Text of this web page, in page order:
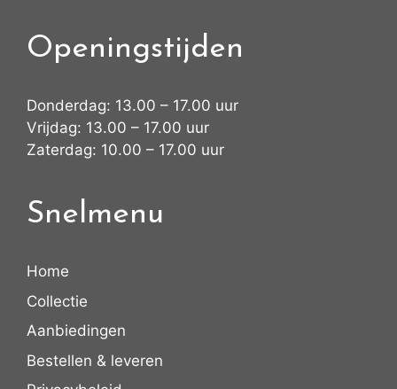
Openingstijden
Donderdag: 13.00 – 17.00 uur
Vrijdag: 13.00 – 17.00 uur
Zaterdag: 10.00 – 17.00 uur
Snelmenu
Home
Collectie
Aanbiedingen
Bestellen & leveren